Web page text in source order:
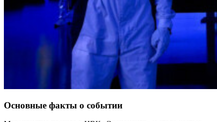
Основные факты о событии